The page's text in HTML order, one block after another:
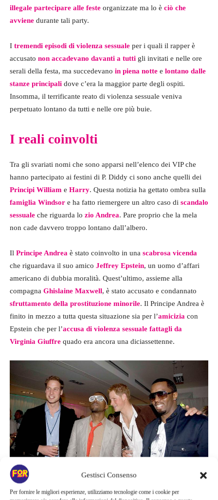
Gestisci Consenso
Per fornire le migliori esperienze, utilizziamo tecnologie come i cookie per
illegale partecipare alle feste organizzate ma lo è ciò che
avviene durante tali party.
I tremendi episodi di violenza sessuale per i quali il rapper è
accusato non accadevano davanti a tutti gli invitati e nelle ore
serali della festa, ma succedevano in piena notte e lontano dalle
stanze principali dove c’era la maggior parte degli ospiti.
Insomma, il terrificante reato di violenza sessuale veniva
perpetuato lontano da tutti e nelle ore più buie.
I reali coinvolti
Tra gli svariati nomi che sono apparsi nell’elenco dei VIP che
hanno partecipato ai festini di P. Diddy ci sono anche quelli dei
Principi William e Harry. Questa notizia ha gettato ombra sulla
famiglia Windsor e ha fatto riemergere un altro caso di scandalo
sessuale che riguarda lo zio Andrea. Pare proprio che la mela
non cade davvero troppo lontano dall’albero.
Il Principe Andrea è stato coinvolto in una scabrosa vicenda
che riguardava il suo amico Jeffrey Epstein, un uomo d’affari
americano di dubbia moralità. Quest’ultimo, assieme alla
compagna Ghislaine Maxwell, è stato accusato e condannato
sfruttamento della prostituzione minorile. Il Principe Andrea è
finito in mezzo a tutta questa situazione sia per l’amicizia con
Epstein che per l’accusa di violenza sessuale fattagli da
Virginia Giuffre quado era ancora una diciassettenne.
William e Harry assieme a P. Diddy – Fortementein.com